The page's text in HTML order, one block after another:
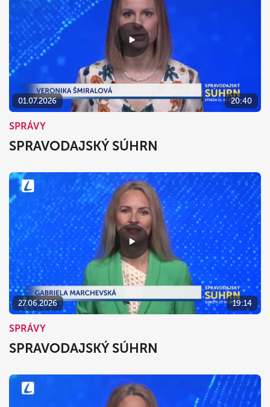
01.07.2026 20:40
SPRÁVY
SPRAVODAJSKÝ SÚHRN
27.06.2026 19:14
SPRÁVY
SPRAVODAJSKÝ SÚHRN